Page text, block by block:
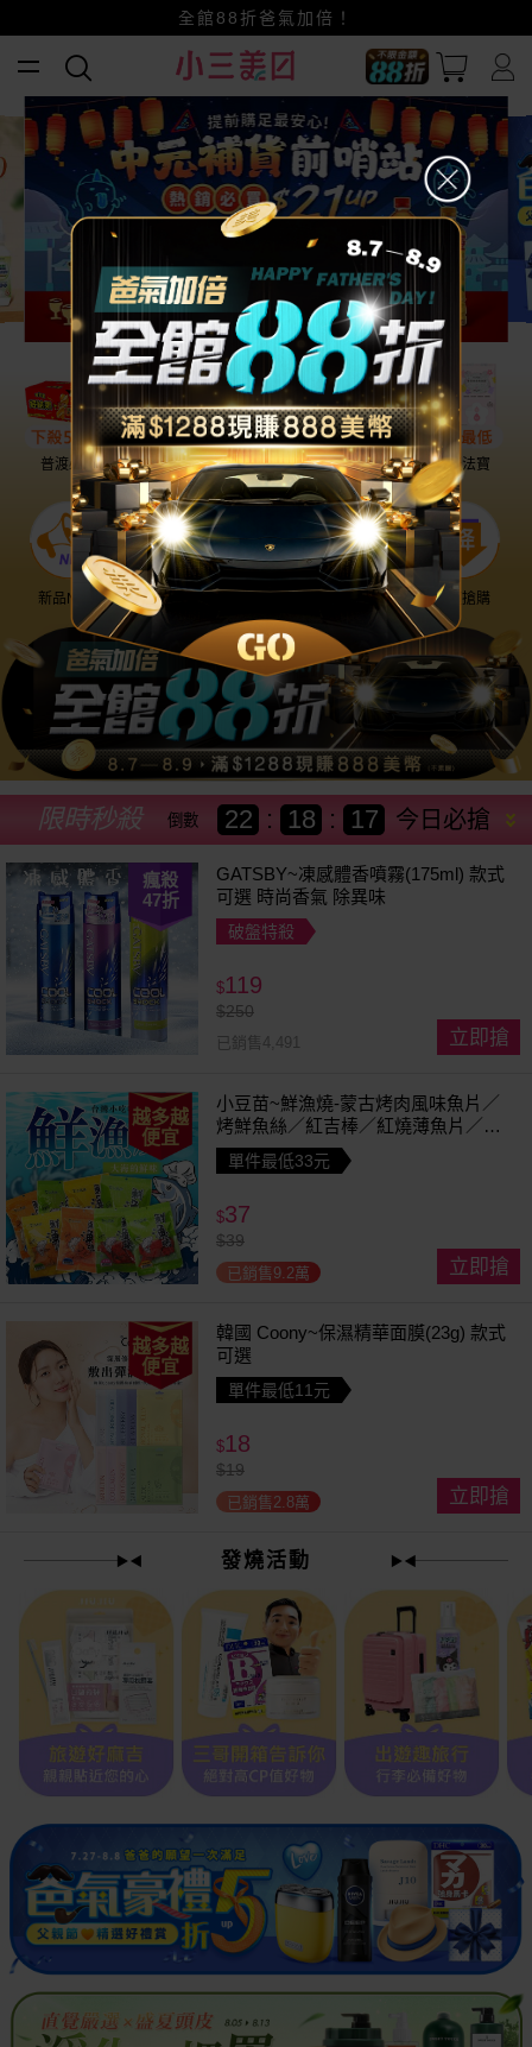
賺美幣~換好禮~立即換GO~
小三美日x全支付~美幣+全點折上折超划算
全館88折爸氣加倍！
普渡必備 話題保養 盛夏提案 雨天法寶
新品NEW 降價搶購
今日必搶
限時秒殺 倒數 22 : 18 : 14
瘋殺
47折
GATSBY~凍感體香噴霧(175ml) 款式
可選 時尚香氣 除異味
破盤特殺
$119
$250
已銷售4,491 立即搶
越多越
便宜
小豆苗~鮮漁燒-蒙古烤肉風味魚片／
烤鮮魚絲／紅吉棒／紅燒薄魚片／鱈
魚香絲／方塊鮮魚片／清香魚／煙燻
切片(1包入) 款式可選
單件最低33元
$37
$39
已銷售9.2萬 立即搶
越多越
便宜
韓國 Coony~保濕精華面膜(23g) 款式
可選
單件最低11元
$18
$19
已銷售2.8萬 立即搶
發燒活動